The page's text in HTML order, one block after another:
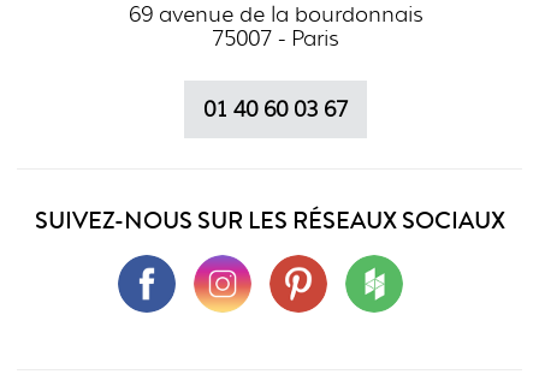
69 avenue de la bourdonnais
75007 - Paris
01 40 60 03 67
SUIVEZ-NOUS SUR LES RÉSEAUX SOCIAUX